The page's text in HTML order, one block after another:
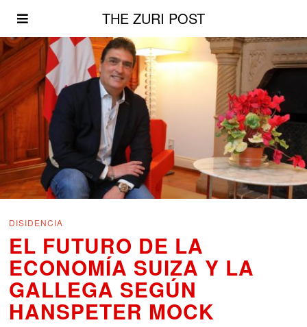
DISIDENCIA
EL FUTURO DE LA
ECONOMÍA SUIZA Y LA
GALLEGA SEGÚN
HANSPETER MOCK
THE ZURI POST